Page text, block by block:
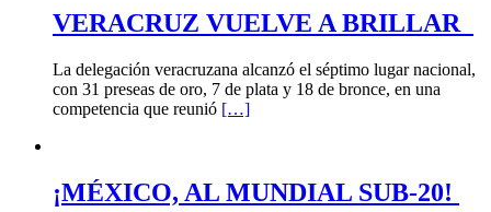
VERACRUZ VUELVE A BRILLAR
La delegación veracruzana alcanzó el séptimo lugar nacional,
con 31 preseas de oro, 7 de plata y 18 de bronce, en una
competencia que reunió […]
¡MÉXICO, AL MUNDIAL SUB-20!